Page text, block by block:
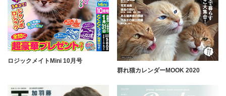
ロジックメイトMini 10月号
群れ猫カレンダーMOOK 2020